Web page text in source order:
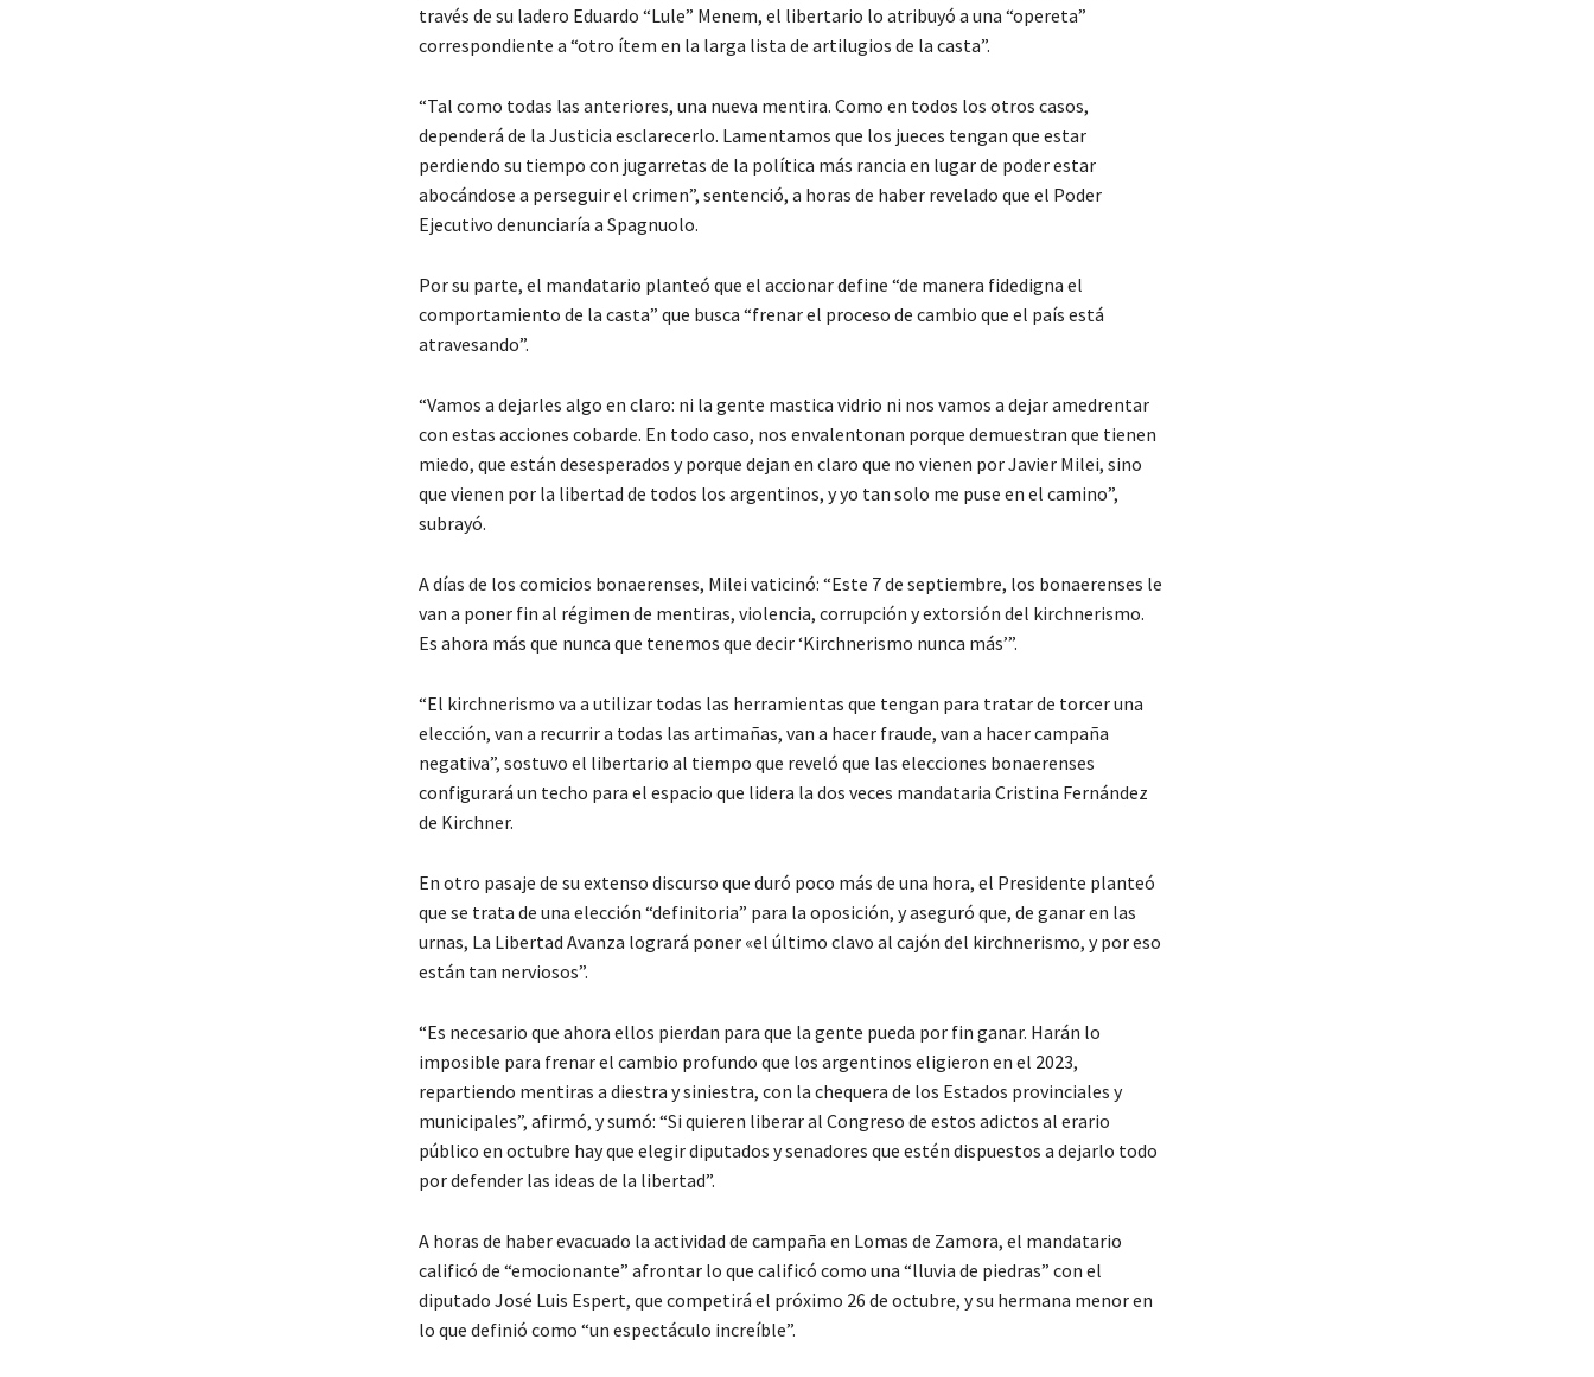
través de su ladero Eduardo “Lule” Menem, el libertario lo atribuyó a una “opereta”
correspondiente a “otro ítem en la larga lista de artilugios de la casta”.
“Tal como todas las anteriores, una nueva mentira. Como en todos los otros casos,
dependerá de la Justicia esclarecerlo. Lamentamos que los jueces tengan que estar
perdiendo su tiempo con jugarretas de la política más rancia en lugar de poder estar
abocándose a perseguir el crimen”, sentenció, a horas de haber revelado que el Poder
Ejecutivo denunciaría a Spagnuolo.
Por su parte, el mandatario planteó que el accionar define “de manera fidedigna el
comportamiento de la casta” que busca “frenar el proceso de cambio que el país está
atravesando”.
“Vamos a dejarles algo en claro: ni la gente mastica vidrio ni nos vamos a dejar amedrentar
con estas acciones cobarde. En todo caso, nos envalentonan porque demuestran que tienen
miedo, que están desesperados y porque dejan en claro que no vienen por Javier Milei, sino
que vienen por la libertad de todos los argentinos, y yo tan solo me puse en el camino”,
subrayó.
A días de los comicios bonaerenses, Milei vaticinó: “Este 7 de septiembre, los bonaerenses le
van a poner fin al régimen de mentiras, violencia, corrupción y extorsión del kirchnerismo.
Es ahora más que nunca que tenemos que decir ‘Kirchnerismo nunca más’”.
“El kirchnerismo va a utilizar todas las herramientas que tengan para tratar de torcer una
elección, van a recurrir a todas las artimañas, van a hacer fraude, van a hacer campaña
negativa”, sostuvo el libertario al tiempo que reveló que las elecciones bonaerenses
configurará un techo para el espacio que lidera la dos veces mandataria Cristina Fernández
de Kirchner.
En otro pasaje de su extenso discurso que duró poco más de una hora, el Presidente planteó
que se trata de una elección “definitoria” para la oposición, y aseguró que, de ganar en las
urnas, La Libertad Avanza logrará poner «el último clavo al cajón del kirchnerismo, y por eso
están tan nerviosos”.
“Es necesario que ahora ellos pierdan para que la gente pueda por fin ganar. Harán lo
imposible para frenar el cambio profundo que los argentinos eligieron en el 2023,
repartiendo mentiras a diestra y siniestra, con la chequera de los Estados provinciales y
municipales”, afirmó, y sumó: “Si quieren liberar al Congreso de estos adictos al erario
público en octubre hay que elegir diputados y senadores que estén dispuestos a dejarlo todo
por defender las ideas de la libertad”.
A horas de haber evacuado la actividad de campaña en Lomas de Zamora, el mandatario
calificó de “emocionante” afrontar lo que calificó como una “lluvia de piedras” con el
diputado José Luis Espert, que competirá el próximo 26 de octubre, y su hermana menor en
lo que definió como “un espectáculo increíble”.